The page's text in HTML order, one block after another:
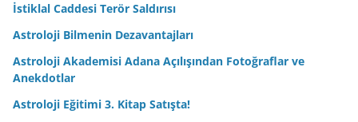
İstiklal Caddesi Terör Saldırısı
Astroloji Bilmenin Dezavantajları
Astroloji Akademisi Adana Açılışından Fotoğraflar ve
Anekdotlar
Astroloji Eğitimi 3. Kitap Satışta!